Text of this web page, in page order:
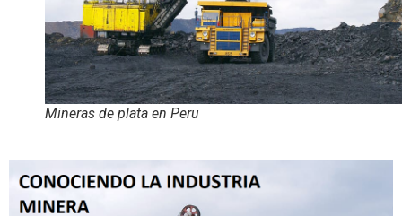
Mineras de plata en Peru